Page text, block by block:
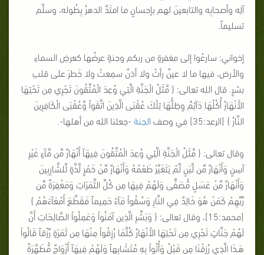
آلِه وأصحابِه والتابعينَ لهم بإحسانٍ ما امتَدَّ الدهرُ بِطُوله، وسلَّم
تسليماً.
إخواني: سارعُوا إلى مغفرةٍ من ربكم وجنةٍ عرضُها كعرضِ السماءِ
والأرض، فيها ما لا عينٌ رأتْ ولا أذنٌ سمِعتْ ولا خَطرَ على قلبِ
بشرٍ. قال الله تعالى: {مَّثَلُ الْجَنَّةِ الَّتِي وُعِدَ الْمُتَّقُونَ تَجْرِي مِن تَحْتِهَا
الأَنْهَارُ أُكُلُهَا دَآئِمٌ وِظِلُّهَا تِلْكَ عُقْبَى الَّذِينَ اتَّقَواْ وَّعُقْبَى الْكَافِرِينَ
النَّارُ} [الرعد:35] في وصف الجنة -جعلنا الله من أهلها-.
وقال تعالى: {مَّثَلُ الْجَنَّةِ الَّتِي وُعِدَ الْمُتَّقُونَ فِيهَآ أَنْهَارٌ مِّن مَّآءٍ غَيْرِ
آسِنٍ وَأَنْهَارٌ مِّن لَّبَنٍ لَّمْ يَتَغَيَّرْ طَعْمُهُ وَأَنْهَارٌ مِّنْ خَمْرٍ لَّذَّةٍ لِّلشَّارِبِينَ
وَأَنْهَارٌ مِّنْ عَسَلٍ مُّصَفًّى وَلَهُمْ فِيهَا مِن كُلِّ الثَّمَرَاتِ وَمَغْفِرَةٌ مِّن
رَّبِّهِمْ كَمَنْ هُوَ خَالِدٌ فِي النَّارِ وَسُقُواْ مَآءً حَمِيماً فَقَطَّعَ أَمْعَآءَهُمْ }
[محمد:15]، وقال تعالى: {
وَبَشِّرِ الَّذِين آمَنُواْ وَعَمِلُواْ الصَّالِحَاتِ أَنَّ
لَهُمْ جَنَّاتٍ تَجْرِي مِن تَحْتِهَا الأَنْهَارُ كُلَّمَا رُزِقُواْ مِنْهَا مِن ثَمَرَةٍ رِّزْقاً قَالُواْ
هَـذَا الَّذِي رُزِقْنَا مِن قَبْلُ وَأُتُواْ بِهِ مُتَشَابِهاً وَلَهُمْ فِيهَآ أَزْوَاجٌ مُّطَهَّرَةٌ